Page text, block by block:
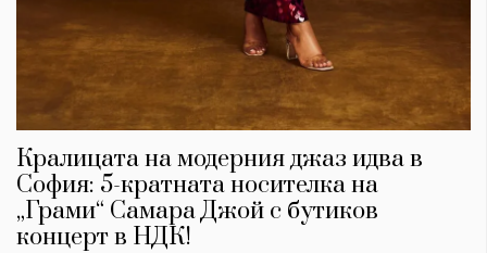
Кралицата на модерния джаз идва в
София: 5-кратната носителка на
„Грами“ Самара Джой с бутиков
концерт в НДК!